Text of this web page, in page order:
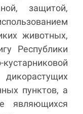
защитой,
животных,
Республики
пунктов, а
являющихся